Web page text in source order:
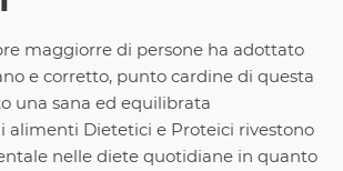
maggiorre di persone ha adottato
e corretto, punto cardine di questa
una sana ed equilibrata
alimenti Dietetici e Proteici rivestono
nelle diete quotidiane in quanto